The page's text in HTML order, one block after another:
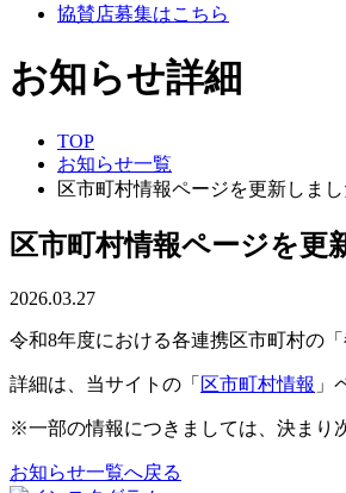
協賛店募集はこちら
お知らせ詳細
TOP
お知らせ一覧
区市町村情報ページを更新しまし
区市町村情報ページを更
2026.03.27
令和8年度における各連携区市町村の
詳細は、当サイトの「 区市町村情報 」
※一部の情報につきましては、決まり
お知らせ一覧へ戻る